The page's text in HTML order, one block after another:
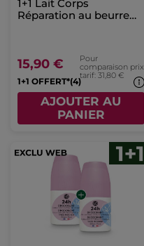
1+1 Lait Corps
Réparation au beurre
15,90 €
Pour
comparaison prix
tarif: 31,80 €
1+1 OFFERT*(4)
AJOUTER AU
PANIER